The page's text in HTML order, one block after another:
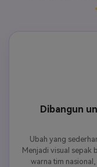
Dibangun
Ubah yang
Menjadi visual sepak
warna tim